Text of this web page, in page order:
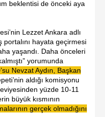
beklentisi de önceki aya
Lezzet Ankara adlı
hayata geçirmesi
yaşandı. Daha önceleri
yorumunda
Nevzat Aydın, Başkan
aldığı komisyonu
yüzde 10-11
büyük kısmının
gerçek olmadığını